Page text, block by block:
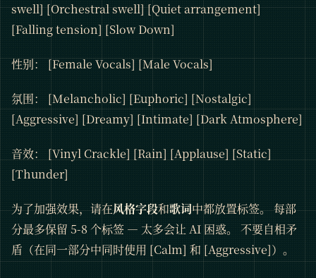
swell] [Orchestral swell] [Quiet arrangement]
[Falling tension] [Slow Down]
性别： [Female Vocals] [Male Vocals]
氛围： [Melancholic] [Euphoric] [Nostalgic]
[Aggressive] [Dreamy] [Intimate] [Dark Atmosphere]
音效： [Vinyl Crackle] [Rain] [Applause] [Static]
[Thunder]
为了加强效果，请在风格字段和歌词中都放置标签。 每部
分最多保留 5-8 个标签 — 太多会让 AI 困惑。 不要自相矛
盾（在同一部分中同时使用 [Calm] 和 [Aggressive]）。